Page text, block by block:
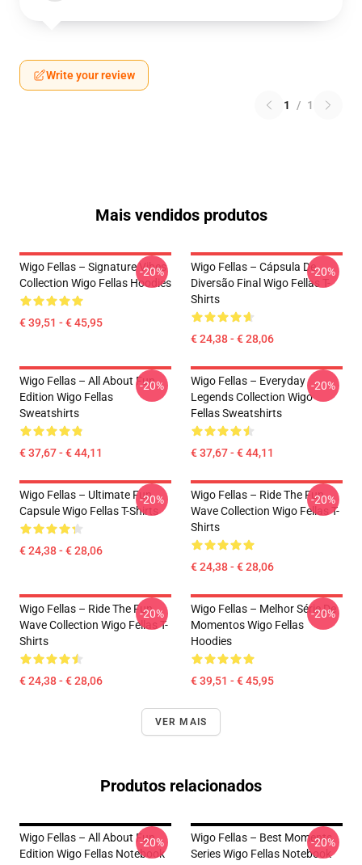
Write your review
1 / 1
Mais vendidos produtos
Wigo Fellas – Signature Vibes
Collection Wigo Fellas Hoodies
€ 39,51 - € 45,95
-20%
Wigo Fellas – Cápsula De
Diversão Final Wigo Fellas T-
Shirts
€ 24,38 - € 28,06
-20%
Wigo Fellas – All About Fun
Edition Wigo Fellas
Sweatshirts
€ 37,67 - € 44,11
-20%
Wigo Fellas – Everyday
Legends Collection Wigo
Fellas Sweatshirts
€ 37,67 - € 44,11
-20%
Wigo Fellas – Ultimate Fun
Capsule Wigo Fellas T-Shirts
€ 24,38 - € 28,06
-20%
Wigo Fellas – Ride The Fun
Wave Collection Wigo Fellas T-
Shirts
€ 24,38 - € 28,06
-20%
Wigo Fellas – Ride The Fun
Wave Collection Wigo Fellas T-
Shirts
€ 24,38 - € 28,06
-20%
Wigo Fellas – Melhor Série De
Momentos Wigo Fellas
Hoodies
€ 39,51 - € 45,95
-20%
VER MAIS
Produtos relacionados
Wigo Fellas – All About Fun
Edition Wigo Fellas Notebook
-20%
Wigo Fellas – Best Moments
Series Wigo Fellas Notebook
-20%